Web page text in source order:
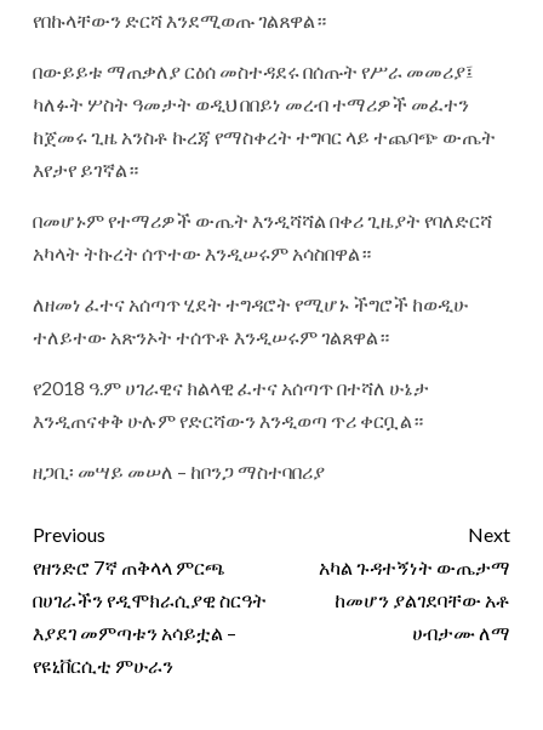
የበኩላቸውን ድርሻ እንደሚወጡ ገልጸዋል።
በውይይቱ ማጠቃለያ ርዕሰ መስተዳደሩ በሰጡት የሥራ መመሪያ፤
ካለፉት ሦስት ዓመታት ወዲህ በበይነ መረብ ተማሪዎች መፈተን
ከጀመሩ ጊዜ አንስቶ ኩረጃ የማስቀረት ተግባር ላይ ተጨባጭ ውጤት
እየታየ ይገኛል።
በመሆኑም የተማሪዎች ውጤት እንዲሻሻል በቀሪ ጊዜያት የባለድርሻ
አካላት ትኩረት ሰጥተው እንዲሠሩም አሳስበዋል።
ለዘመነ ፈተና አሰጣጥ ሂደት ተግዳሮት የሚሆኑ ችግሮች ከወዲሁ
ተለይተው አጽንኦት ተሰጥቶ እንዲሠሩም ገልጸዋል።
የ2018 ዓ.ም ሀገራዊና ክልላዊ ፈተና አሰጣጥ በተሻለ ሁኔታ
እንዲጠናቀቅ ሁሉም የድርሻውን እንዲወጣ ጥሪ ቀርቧል።
ዘጋቢ፡ መሣይ መሠለ – ከቦንጋ ማስተባበሪያ
Previous
የዘንድሮ 7ኛ ጠቅላላ ምርጫ
በሀገራችን የዲሞክራሲያዊ ስርዓት
እያደገ መምጣቱን አሳይቷል –
የዩኒቨርሲቲ ምሁራን
Next
‎‎አካል ጉዳተኝነት ውጤታማ
ከመሆን ያልገደባቸው አቶ
ሀብታሙ ለማ